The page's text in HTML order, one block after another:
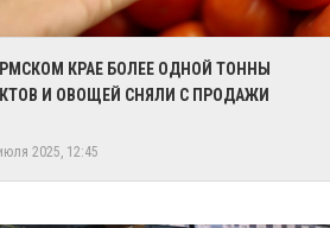
КРАЕ БОЛЕЕ ОДНОЙ ТОННЫ
И ОВОЩЕЙ СНЯЛИ С ПРОДАЖИ
2025, 12:45